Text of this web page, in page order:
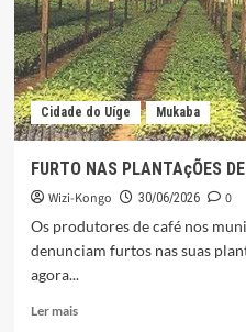
QUE
DÁ
ORIGEM
AO
NOME
NEGAGE
Cidade do Uíge Mukaba
FURTO NAS PLANTAçÕES
Wizi-Kongo 30/06/2026
0
Os produtores de café nos
denunciam furtos nas suas
agora...
Ler maisLeia